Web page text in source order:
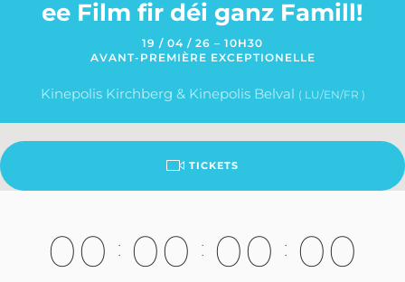
ee Film fir déi ganz Famill!
19 / 04 / 26 – 10H30
AVANT-PREMIÈRE EXCEPTIONELLE
Kinepolis Kirchberg & Kinepolis Belval ( LU/EN/FR )
TICKETS
00 : 00 : 00 : 00